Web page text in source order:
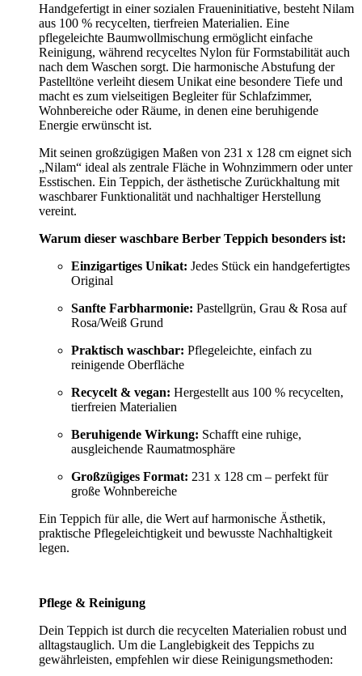
Handgefertigt in einer sozialen Fraueninitiative, besteht Nilam
aus 100 % recycelten, tierfreien Materialien. Eine
pflegeleichte Baumwollmischung ermöglicht einfache
Reinigung, während recyceltes Nylon für Formstabilität auch
nach dem Waschen sorgt. Die harmonische Abstufung der
Pastelltöne verleiht diesem Unikat eine besondere Tiefe und
macht es zum vielseitigen Begleiter für Schlafzimmer,
Wohnbereiche oder Räume, in denen eine beruhigende
Energie erwünscht ist.
Mit seinen großzügigen Maßen von 231 x 128 cm eignet sich
„Nilam“ ideal als zentrale Fläche in Wohnzimmern oder unter
Esstischen. Ein Teppich, der ästhetische Zurückhaltung mit
waschbarer Funktionalität und nachhaltiger Herstellung
vereint.
Warum dieser waschbare Berber Teppich besonders ist:
Einzigartiges Unikat: Jedes Stück ein handgefertigtes
Original
Sanfte Farbharmonie: Pastellgrün, Grau & Rosa auf
Rosa/Weiß Grund
Praktisch waschbar: Pflegeleichte, einfach zu
reinigende Oberfläche
Recycelt & vegan: Hergestellt aus 100 % recycelten,
tierfreien Materialien
Beruhigende Wirkung: Schafft eine ruhige,
ausgleichende Raumatmosphäre
Großzügiges Format: 231 x 128 cm – perfekt für
große Wohnbereiche
Ein Teppich für alle, die Wert auf harmonische Ästhetik,
praktische Pflegeleichtigkeit und bewusste Nachhaltigkeit
legen.
Pflege & Reinigung
Dein Teppich ist durch die recycelten Materialien robust und
alltagstauglich. Um die Langlebigkeit des Teppichs zu
gewährleisten, empfehlen wir diese Reinigungsmethoden: